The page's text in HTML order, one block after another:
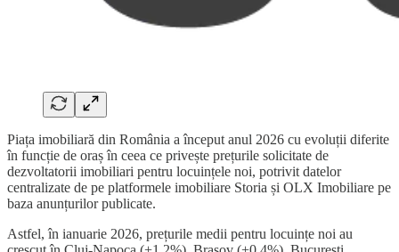
Piața imobiliară din România a început anul 2026 cu evoluții diferite
în funcție de oraș în ceea ce privește prețurile solicitate de
dezvoltatorii imobiliari pentru locuințele noi, potrivit datelor
centralizate de pe platformele imobiliare Storia și OLX Imobiliare pe
baza anunțurilor publicate.
Astfel, în ianuarie 2026, prețurile medii pentru locuințe noi au